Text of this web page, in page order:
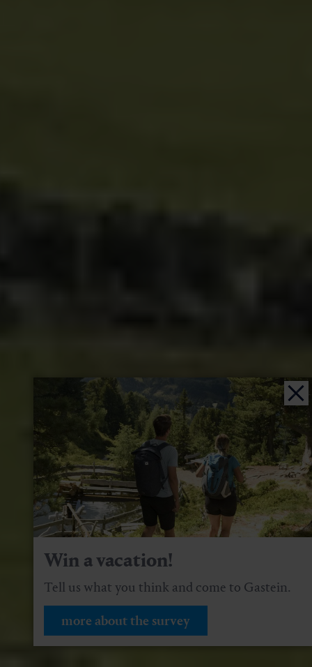
Win a vacation!
Tell us what you think and come to Gastein.
more about the survey